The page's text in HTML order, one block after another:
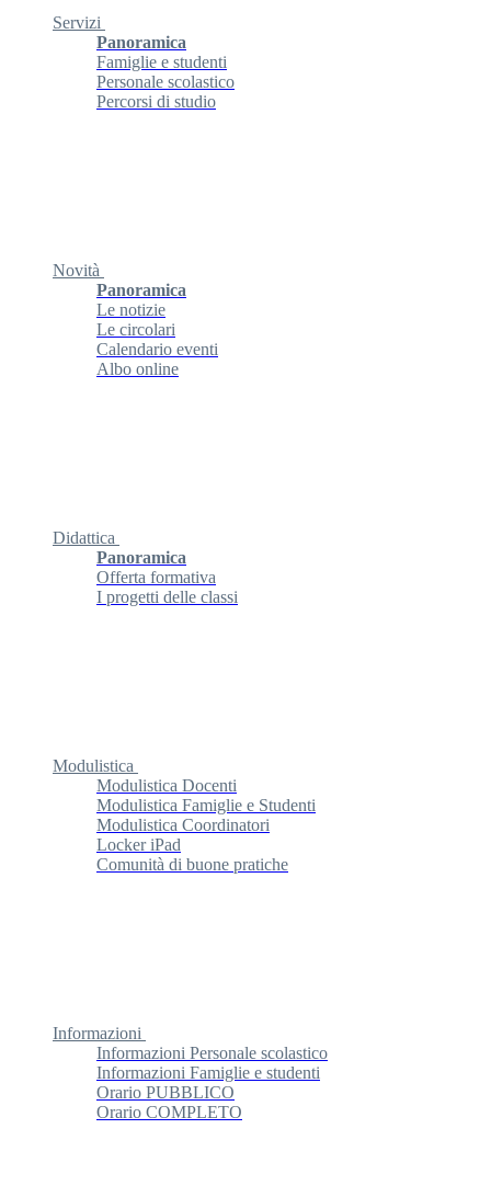
Servizi
Panoramica
Famiglie e studenti
Personale scolastico
Percorsi di studio
Novità
Panoramica
Le notizie
Le circolari
Calendario eventi
Albo online
Didattica
Panoramica
Offerta formativa
I progetti delle classi
Modulistica
Modulistica Docenti
Modulistica Famiglie e Studenti
Modulistica Coordinatori
Locker iPad
Comunità di buone pratiche
Informazioni
Informazioni Personale scolastico
Informazioni Famiglie e studenti
Orario PUBBLICO
Orario COMPLETO